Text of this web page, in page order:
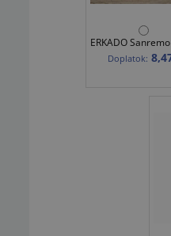
ERKADO
Doplatok: